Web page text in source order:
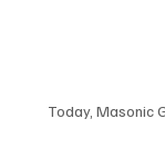
Today, Masonic